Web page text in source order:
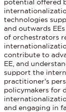
potential offered
technologies
and outwards
of orchestrators
contribute to
EE, and
support the
practitioner's
policymakers for
and engaging in